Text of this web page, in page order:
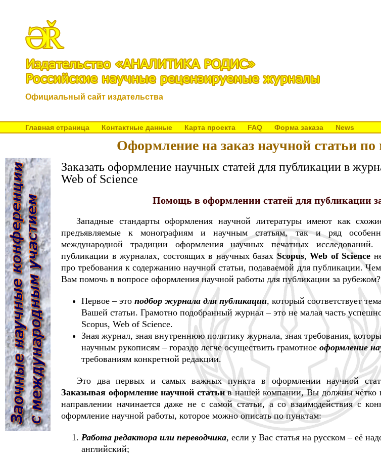
Официальный сайт издательства
Главная страница Контактные данные Карта проекта FAQ Форма заказа News
Оформление на заказ научной статьи
Заказать оформление научных статей для публикации в
Web of Science
Помощь в оформлении статей для публикации
Западные стандарты оформления научной литературы имеют как
предъявляемые к монографиям и научным статьям, так и ряд
международной традиции оформления научных печатных
публикации в журналах, состоящих в научных базах Scopus,Web of Science
про требования к содержанию научной статьи, подаваемой для публикации.
Вам помочь в вопросе оформления научной работы для публикации за
Первое – это подбор журнала для публикации, который соответствует
Вашей статьи. Грамотно подобранный журнал – это не малая часть
Scopus, Web of Science.
Зная журнал, зная внутреннюю политику журнала, зная требования,
научным рукописям – гораздо легче осуществить грамотное оформление
требованиям конкретной редакции.
Это два первых и самых важных пункта в оформлении научной
Заказывая оформление научной статьив нашей компании, Вы должны чётко
направлении начинается даже не с самой статьи, а со взаимодействия с
оформление научной работы, которое можно описать по пунктам:
Работа редактора или переводчика, если у Вас статья на русском – её
английский;